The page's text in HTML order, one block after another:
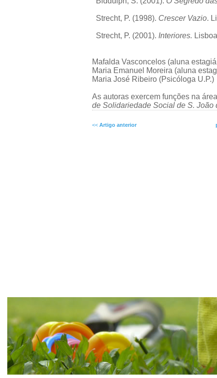
Strecht, P. (1998). Crescer Vazio.
Strecht, P. (2001). Interiores.
Mafalda Vasconcelos (aluna
Maria Emanuel Moreira (aluna
Maria José Ribeiro (Psicóloga U.P.)
As autoras exercem funções na
de Solidariedade Social de S. João
<< Artigo anterior